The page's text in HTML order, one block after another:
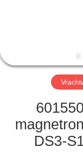
VERZOEK
OM EEN
CITAAT
SITEMAP
DS3-